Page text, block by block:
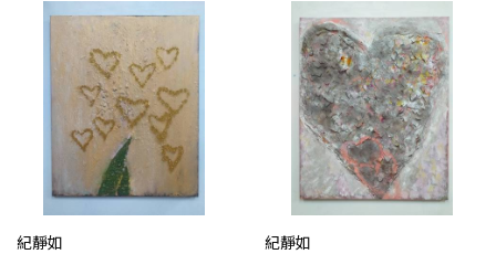
紀靜如 紀靜如